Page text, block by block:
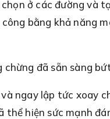
ở các đường và
công bằng khả
đã sẵn sàng
và ngay lập tức
thể hiện sức mạnh